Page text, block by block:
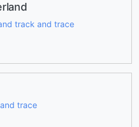
track and trace
trace